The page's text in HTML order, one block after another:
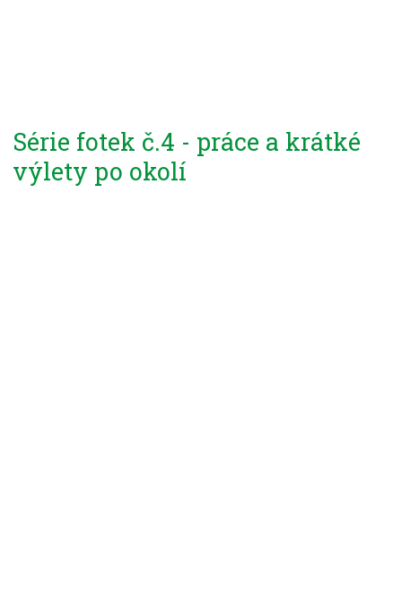
Série fotek č.4 - práce a krátké
výlety po okolí